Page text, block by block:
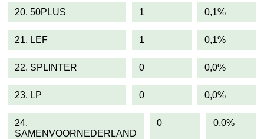
20. 50PLUS 1 0,1%
21. LEF 1 0,1%
22. SPLINTER 0 0,0%
23. LP 0 0,0%
24.
SAMENVOORNEDERLAND
0 0,0%